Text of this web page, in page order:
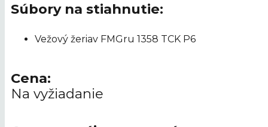
Súbory na stiahnutie:
Vežový žeriav FMGru 1358 TCK P6
Cena:
Na vyžiadanie